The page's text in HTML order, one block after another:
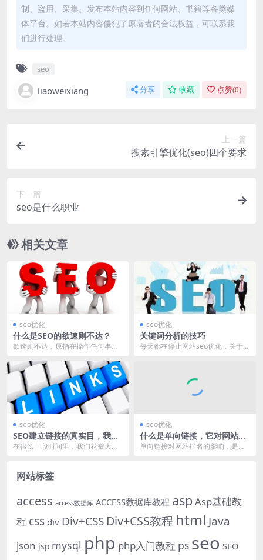
制、盗用、采集、发布本站内容到任何网站、书籍等各类媒
体平台。如若本站内容侵犯了原著者的合法权益，可联系我
们进行处理。
seo
liaoweixiang 分享 收藏 点赞(0)
上一篇
搜索引擎优化(seo)四个要求
下一篇
seo是什么职业
相关文章
seo优化
什么是SEO的欲速则不达？
欲速则不达，原指在操作任何事物
而导致本身正处于良性...
seo优化
关键词分析的技巧
每天都在停止网站seo优化，关于网
seo优化
SEO建立链接的真实目，我们
该如何思考？
在很长一段时间里，我们花费大量
seo优化
什么是单向链接，它对网站排
名影响有哪些？
单向链接对网站排名的影响，是在S
网站标签
access access数据库 ACCESS数据库教程 asp Asp基础教
程 css div Div+CSS Div+CSS教程 html Java
json jsp mysql php php入门教程 ps seo SEO